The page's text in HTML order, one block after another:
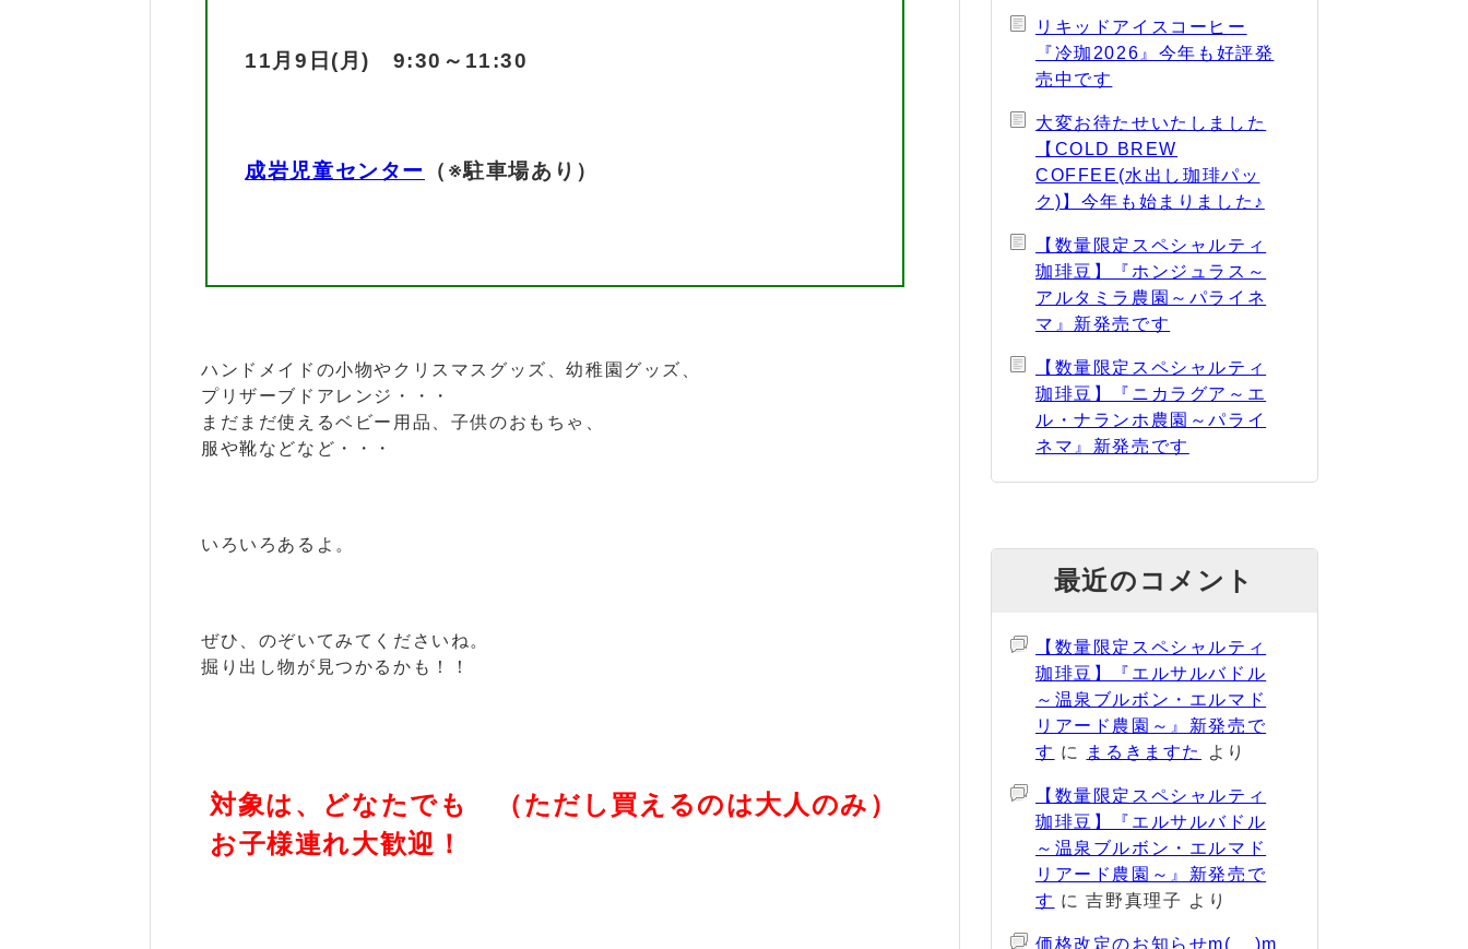
11月9日(月) 9:30～11:30
成岩児童センター （※駐車場あり）
ハンドメイドの小物やクリスマスグッズ、幼稚園グッズ、
プリザーブドアレンジ・・・
まだまだ使えるベビー用品、子供のおもちゃ、
服や靴などなど・・・
いろいろあるよ。
ぜひ、のぞいてみてくださいね。
掘り出し物が見つかるかも！！
対象は、どなたでも （ただし買えるのは大人のみ）
お子様連れ大歓迎！
リキッドアイスコーヒー
『冷珈2026』今年も好評発
売中です
大変お待たせいたしました
【COLD BREW
COFFEE(水出し珈琲パッ
ク)】今年も始まりました♪
【数量限定スペシャルティ
珈琲豆】『ホンジュラス～
アルタミラ農園～パライネ
マ』新発売です
【数量限定スペシャルティ
珈琲豆】『ニカラグア～エ
ル・ナランホ農園～パライ
ネマ』新発売です
最近のコメント
【数量限定スペシャルティ
珈琲豆】『エルサルバドル
～温泉ブルボン・エルマド
リアード農園～』新発売で
す に まるきますた より
【数量限定スペシャルティ
珈琲豆】『エルサルバドル
～温泉ブルボン・エルマド
リアード農園～』新発売で
す に吉野真理子 より
価格改定のお知らせm(__)m